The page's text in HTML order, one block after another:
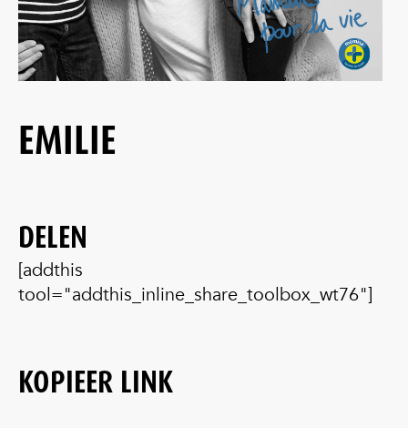
EMILIE
DELEN
[addthis
tool="addthis_inline_share_toolbox_wt76"]
KOPIEER LINK